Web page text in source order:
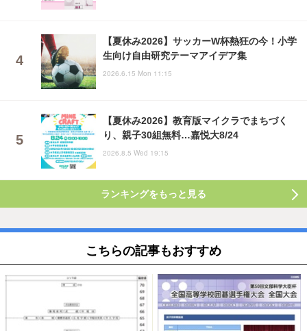
【夏休み2026】サッカーW杯熱狂の今！小学
生向け自由研究テーマアイデア集
2026.6.15 Mon 11:15
【夏休み2026】教育版マイクラでまちづく
り、親子30組無料…嘉悦大8/24
2026.8.5 Wed 19:15
ランキングをもっと見る
こちらの記事もおすすめ